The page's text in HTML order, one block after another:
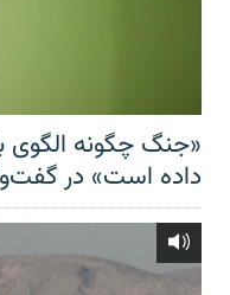
«جنگ چگونه الگوی
داده است» در